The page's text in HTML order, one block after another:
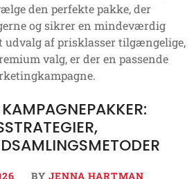
den perfekte pakke, der
og sikrer en mindeværdig
udvalg af prisklasser tilgængelige,
valg, er der en passende
BY JENNA HARTMAN